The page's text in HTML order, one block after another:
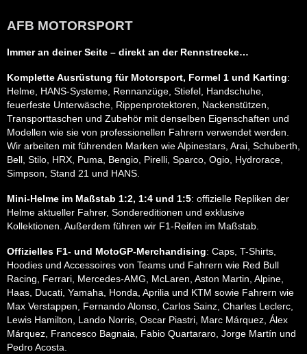
AFB MOTORSPORT
Immer an deiner Seite – direkt an der Rennstrecke…
Komplette Ausrüstung für Motorsport, Formel 1 und Karting:
Helme, HANS-Systeme, Rennanzüge, Stiefel, Handschuhe,
feuerfeste Unterwäsche, Rippenprotektoren, Nackenstützen,
Transporttaschen und Zubehör mit denselben Eigenschaften und
Modellen wie sie von professionellen Fahrern verwendet werden.
Wir arbeiten mit führenden Marken wie Alpinestars, Arai, Schuberth,
Bell, Stilo, HRX, Puma, Bengio, Pirelli, Sparco, Ogio, Hydrorace,
Simpson, Stand 21 und HANS.
Mini-Helme im Maßstab 1:2, 1:4 und 1:5: offizielle Repliken der
Helme aktueller Fahrer, Sondereditionen und exklusive
Kollektionen. Außerdem führen wir F1-Reifen im Maßstab.
Offizielles F1- und MotoGP-Merchandising: Caps, T-Shirts,
Hoodies und Accessoires von Teams und Fahrern wie Red Bull
Racing, Ferrari, Mercedes-AMG, McLaren, Aston Martin, Alpine,
Haas, Ducati, Yamaha, Honda, Aprilia und KTM sowie Fahrern wie
Max Verstappen, Fernando Alonso, Carlos Sainz, Charles Leclerc,
Lewis Hamilton, Lando Norris, Oscar Piastri, Marc Márquez, Álex
Márquez, Francesco Bagnaia, Fabio Quartararo, Jorge Martín und
Pedro Acosta.